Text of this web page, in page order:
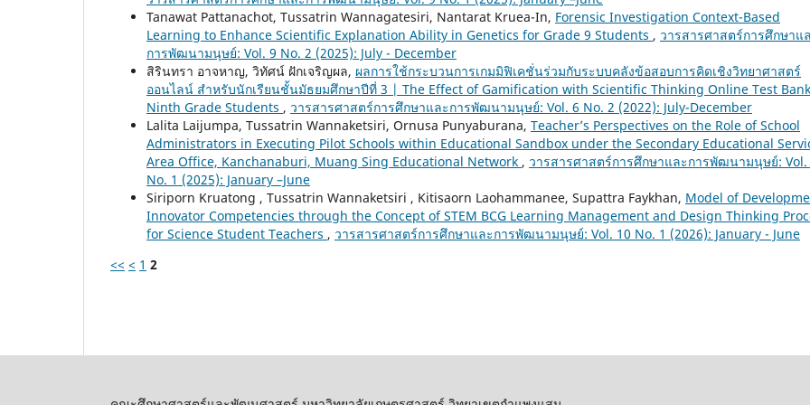
Tanawat Pattanachot, Tussatrin Wannagatesiri, Nantarat Kruea-In, Forensic Investigation Context-Based
Learning to Enhance Scientific Explanation Ability in Genetics for Grade 9 Students , วารสารศาสตร์การศึกษาแ
การพัฒนามนุษย์: Vol. 9 No. 2 (2025): July - December
สิรินทรา อาจหาญ, วิทัศน์ ฝักเจริญผล, ผลการใช้กระบวนการเกมมิฟิเคชั่นร่วมกับระบบคลังข้อสอบการคิดเชิงวิทยาศาสตร์
ออนไลน์ สำหรับนักเรียนชั้นมัธยมศึกษาปีที่ 3 | The Effect of Gamification with Scientific Thinking Online Test
Ninth Grade Students , วารสารศาสตร์การศึกษาและการพัฒนามนุษย์: Vol. 6 No. 2 (2022): July-December
Lalita Laijumpa, Tussatrin Wannaketsiri, Ornusa Punyaburana, Teacher’s Perspectives on the Role of School
Administrators in Executing Pilot Schools within Educational Sandbox under the Secondary Educational
Area Office, Kanchanaburi, Muang Sing Educational Network , วารสารศาสตร์การศึกษาและการพัฒนามนุษย์: Vol.
No. 1 (2025): January –June
Siriporn Kruatong , Tussatrin Wannaketsiri , Kitisaorn Laohammanee, Supattra Faykhan, Model of
Innovator Competencies through the Concept of STEM BCG Learning Management and Design Thinking
for Science Student Teachers , วารสารศาสตร์การศึกษาและการพัฒนามนุษย์: Vol. 10 No. 1 (2026): January - June
<< < 1 2